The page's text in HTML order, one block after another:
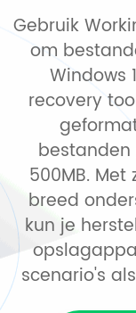
Gebruik
om
Windows
recovery
500MB.
breed
kun je
scenario's